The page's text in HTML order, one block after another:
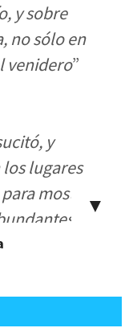
y sobre
no sólo en
venidero”
y
lugares
mostrar
para
▼